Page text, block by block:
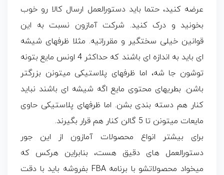
عرضه کنید، حتما باید دستورالعمل ارسال کالا رو خوب
بخونید و درک کنید. شرکت آمازون نسبت به این
قوانین خیلی سختگیر و مقرراتیه. مثلا ظرفهای شیشه
ای باید به اندازه ای باشند که حداکثر 4 اونس مایع بتونه
توشون جا شه، اما ظرفهای پلاستیکی میتونن بزرگتر
باشن. بطریهای محتوی مایع اگه شیشه ای باشند نباید
کنار هم دسته بندی بشن. اما ظرفهای پلاستیکی حاوی
مایعات میتونن تا 5 گالن کنار هم قرار بگیرند.
برای بیشتر انواع محصولات آمازون از این جور
دستورالعمل های دقیق هست، بنابراین هرکس که
میخواد محصولاتشو با برنامه FBA بفروشه باید با دقت